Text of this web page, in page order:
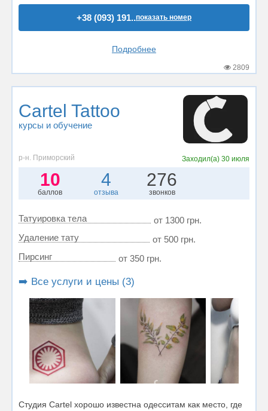
+38 (093) 191..показать номер
Подробнее
2809
Cartel Tattoo
курсы и обучение
р-н. Приморский Заходил(а) 30 июля
10
баллов
4
отзыва
276
звонков
Татуировка тела
от 1300 грн.
Удаление тату
от 500 грн.
Пирсинг
от 350 грн.
➡️ Все услуги и цены (3)
Студия Cartel хорошо известна одесситам как место, где